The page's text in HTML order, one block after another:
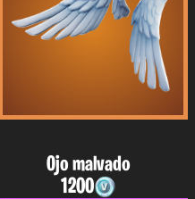
Ojo malvado
1200